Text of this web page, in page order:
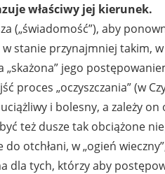
właściwy jej kierunek.
(„świadomość”), aby
stanie przynajmniej takim,
„skażona” jego
proces „oczyszczania” (w
i bolesny, a zależy on
też dusze tak obciążone
otchłani, w „ogień
dla tych, którzy aby